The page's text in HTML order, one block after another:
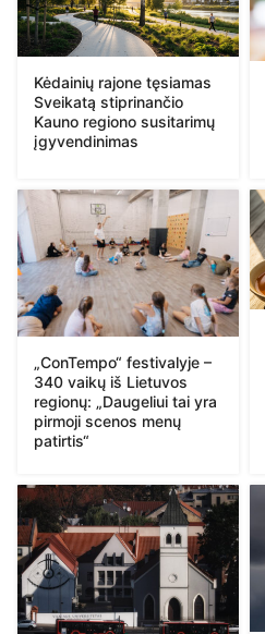
Kėdainių rajone tęsiamas
Sveikatą stiprinančio
Kauno regiono susitarimų
įgyvendinimas
„ConTempo“ festivalyje –
340 vaikų iš Lietuvos
regionų: „Daugeliui tai yra
pirmoji scenos menų
patirtis“